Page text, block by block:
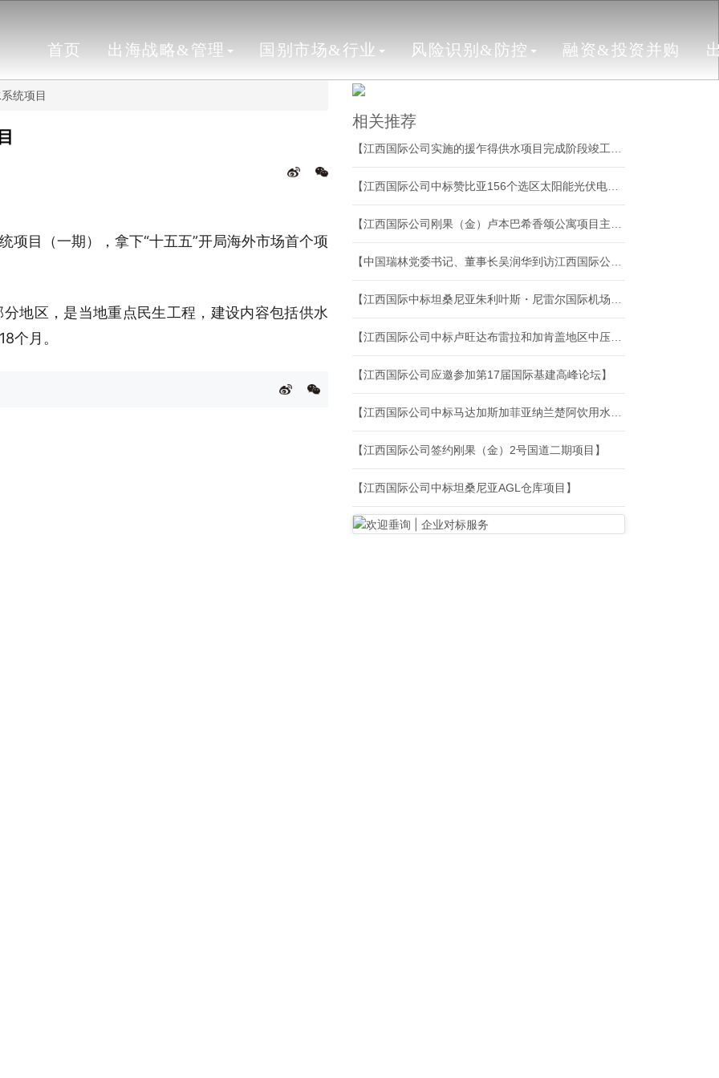
首页 出海战略&管理 国别市场&行业 风险识别&防控 融资&投资并购
统项目
项目（一期），拿下“十五五”开局海外市场首个项
地区，是当地重点民生工程，建设内容包括供水
个月。
相关推荐
【江西国际公司应邀参加第17届国际基建高峰论坛】
【江西国际公司签约刚果（金）2号国道二期项目】
【江西国际公司中标坦桑尼亚AGL仓库项目】